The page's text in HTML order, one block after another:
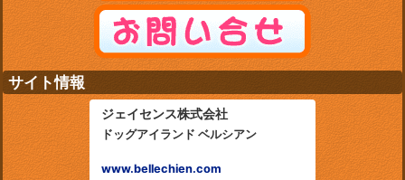
サイト情報
ジェイセンス株式会社
ドッグアイランド ベルシアン
www.bellechien.com